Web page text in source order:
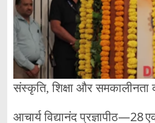
संस्कृति, शिक्षा और समकालीनता
आचार्य विद्यानंद प्रज्ञापीठ—28